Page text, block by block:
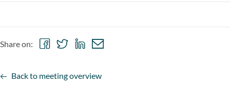
Back to meeting overview
Share on:
ShareShare ShareShare